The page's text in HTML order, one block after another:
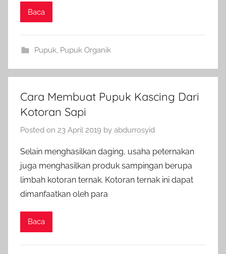
Baca
Pupuk, Pupuk Organik
Cara Membuat Pupuk Kascing Dari
Kotoran Sapi
Posted on 23 April 2019 by abdurrosyid
Selain menghasilkan daging, usaha peternakan
juga menghasilkan produk sampingan berupa
limbah kotoran ternak. Kotoran ternak ini dapat
dimanfaatkan oleh para
Baca